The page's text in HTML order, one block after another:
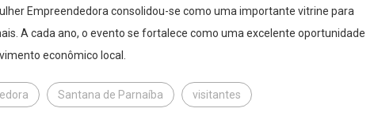
Empreendedora consolidou-se como uma importante vitrine para
A cada ano, o evento se fortalece como uma excelente oportunidade
econômico local.
Santana de Parnaíba visitantes